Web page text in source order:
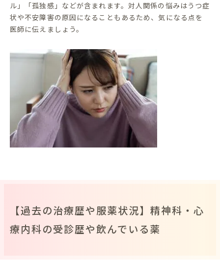
ル」「孤独感」などが含まれます。対人関係の悩みはうつ症
状や不安障害の原因になることもあるため、気になる点を
医師に伝えましょう。
【過去の治療歴や服薬状況】精神科・心
療内科の受診歴や飲んでいる薬